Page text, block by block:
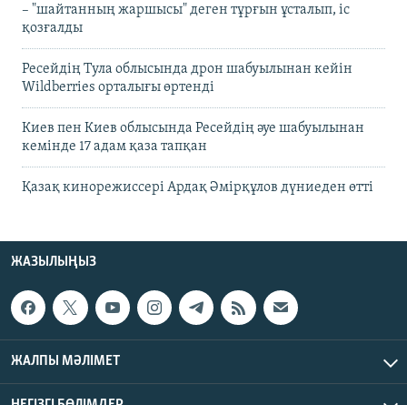
– "шайтанның жаршысы" деген тұрғын ұсталып, іс
қозғалды
Ресейдің Тула облысында дрон шабуылынан кейін
Wildberries орталығы өртенді
Киев пен Киев облысында Ресейдің әуе шабуылынан
кемінде 17 адам қаза тапқан
Қазақ кинорежиссері Ардақ Әмірқұлов дүниеден өтті
ЖАЗЫЛЫҢЫЗ
ЖАЛПЫ МӘЛІМЕТ